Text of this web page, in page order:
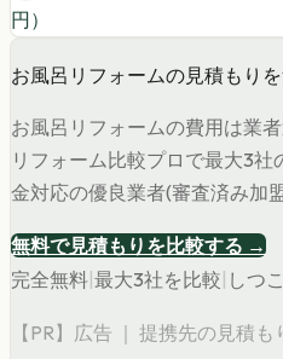
円）
お風呂リフォームの見積もり
お風呂リフォームの費用は業
リフォーム比較プロで最大3
金対応の優良業者(審査済み加
無料で見積もりを比較する →
完全無料 最大3社を比較 しつ
【PR】広告 ｜ 提携先の見積